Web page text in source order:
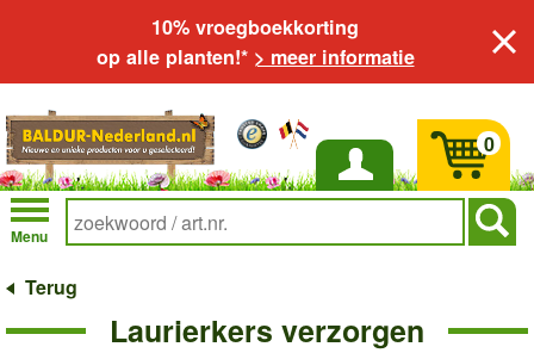
10% vroegboekkorting
op alle planten!* > meer informatie
Inloggen
Menu
0
Terug
Laurierkers verzorgen